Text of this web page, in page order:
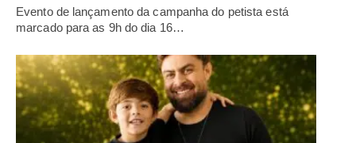
Evento de lançamento da campanha do petista está
marcado para as 9h do dia 16…